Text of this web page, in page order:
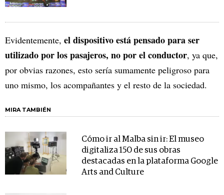
Evidentemente, el dispositivo está pensado para ser
utilizado por los pasajeros, no por el conductor, ya que,
por obvias razones, esto sería sumamente peligroso para
uno mismo, los acompañantes y el resto de la sociedad.
MIRA TAMBIÉN
Cómo ir al Malba sin ir: El museo
digitaliza 150 de sus obras
destacadas en la plataforma Google
Arts and Culture